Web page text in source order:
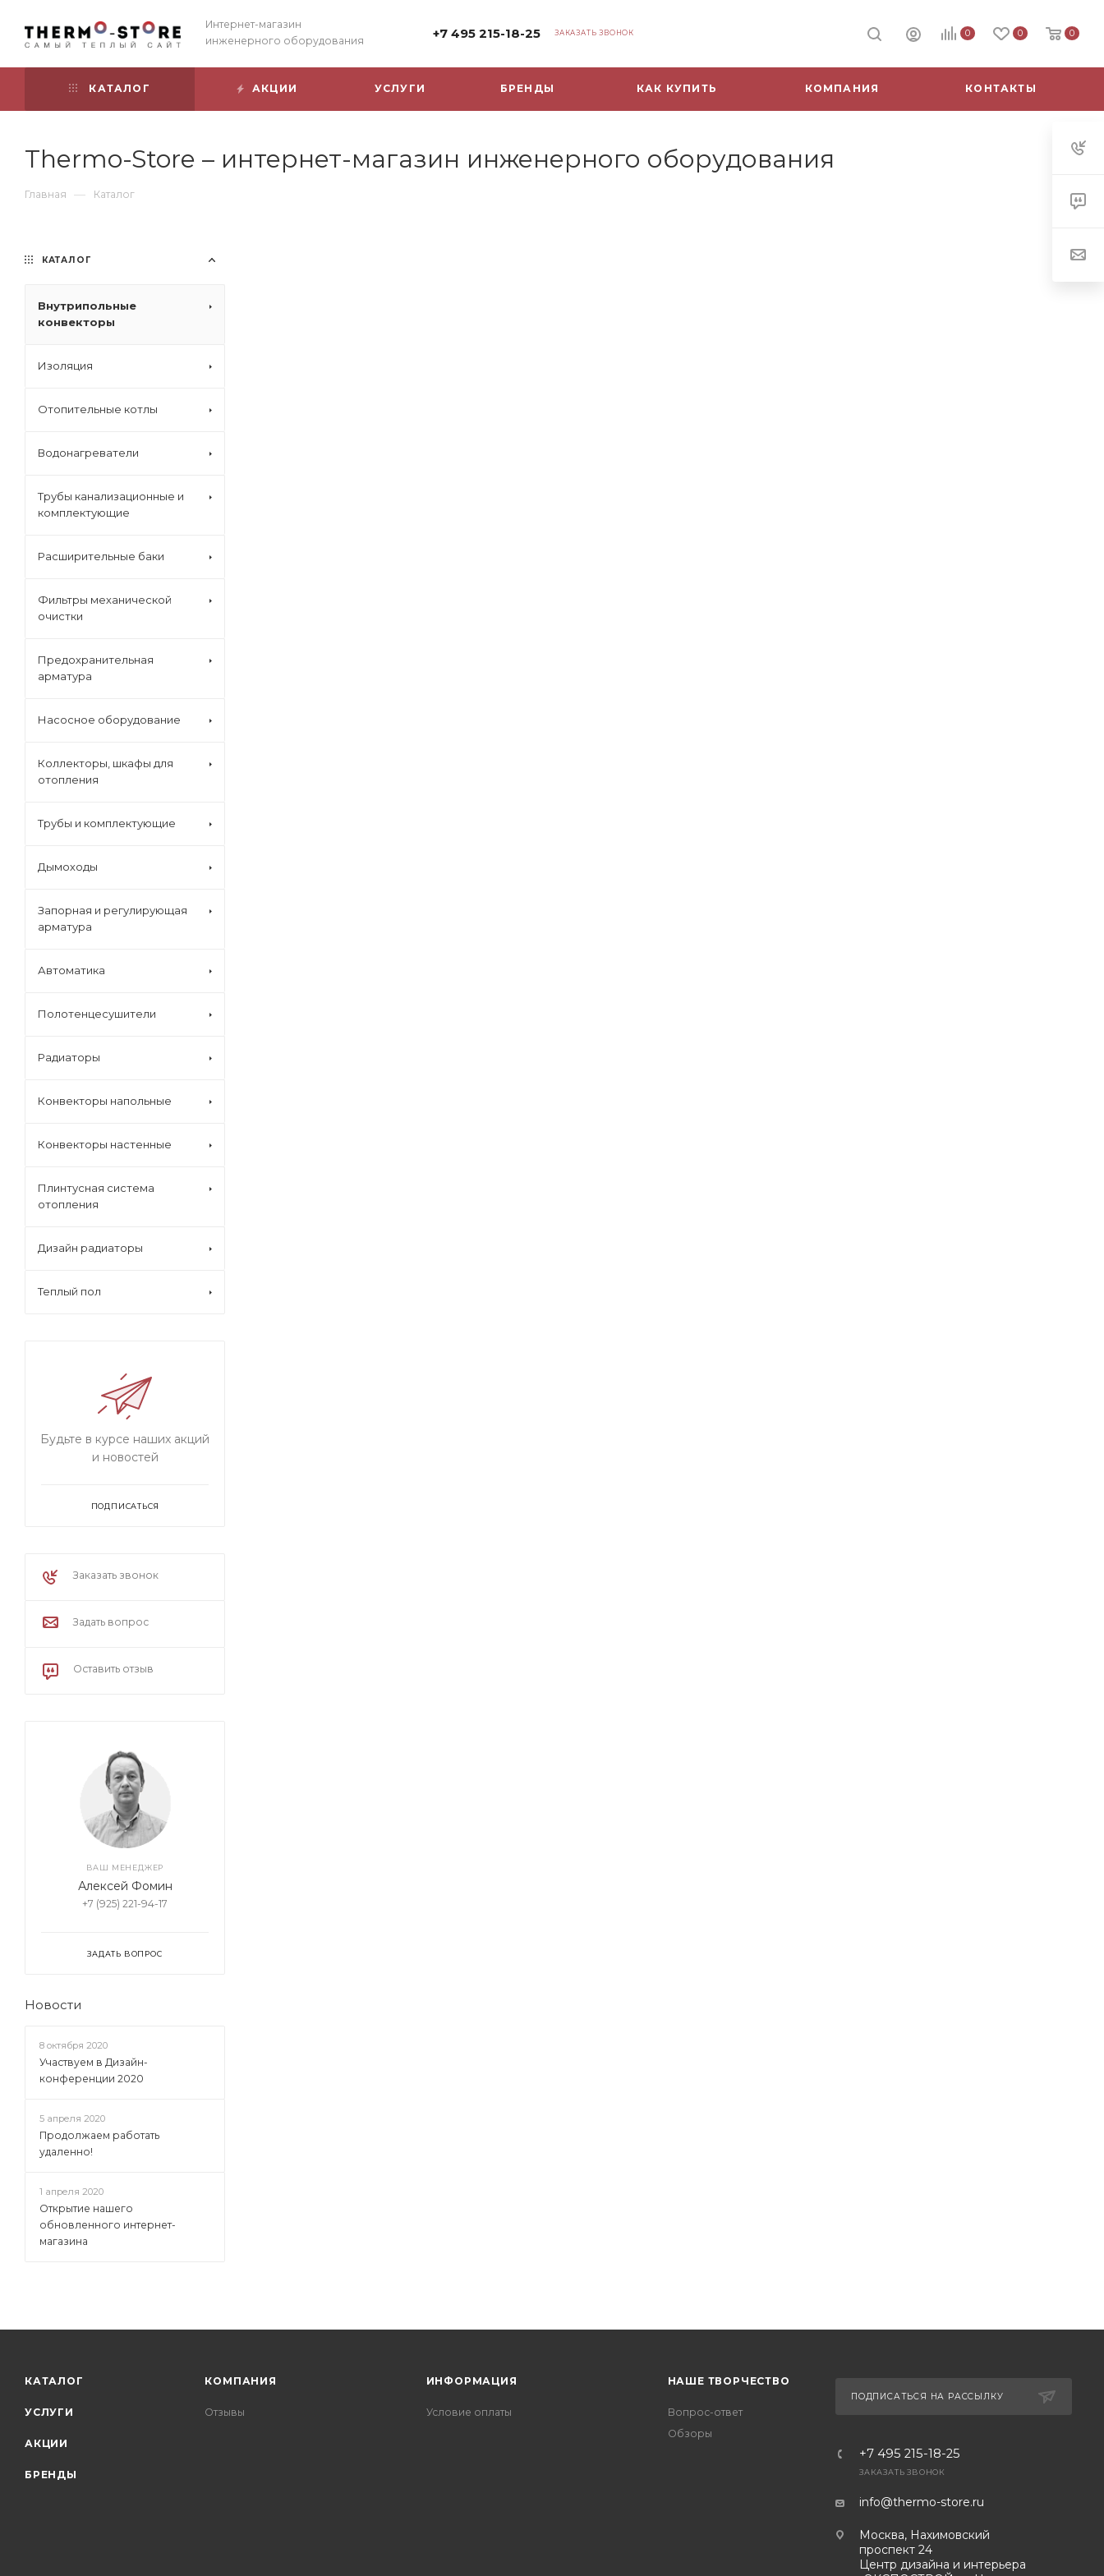
Интернет-магазин
инженерного оборудования
+7 495 215-18-25 ЗАКАЗАТЬ ЗВОНОК 0 0 0
КАТАЛОГ АКЦИИ УСЛУГИ БРЕНДЫ КАК КУПИТЬ КОМПАНИЯ КОНТАКТЫ
Thermo-Store – интернет-магазин инженерного оборудования
Главная — Каталог
КАТАЛОГ
Внутрипольные
конвекторы
Изоляция
Отопительные котлы
Водонагреватели
Трубы канализационные и
комплектующие
Расширительные баки
Фильтры механической
очистки
Предохранительная
арматура
Насосное оборудование
Коллекторы, шкафы для
отопления
Трубы и комплектующие
Дымоходы
Запорная и регулирующая
арматура
Автоматика
Полотенцесушители
Радиаторы
Конвекторы напольные
Конвекторы настенные
Плинтусная система
отопления
Дизайн радиаторы
Теплый пол
Будьте в курсе наших акций
и новостей
ПОДПИСАТЬСЯ
Заказать звонок
Задать вопрос
Оставить отзыв
ВАШ МЕНЕДЖЕР
Алексей Фомин
+7 (925) 221-94-17
ЗАДАТЬ ВОПРОС
Новости
8 октября 2020
Участвуем в Дизайн-
конференции 2020
5 апреля 2020
Продолжаем работать
удаленно!
1 апреля 2020
Открытие нашего
обновленного интернет-
магазина
КАТАЛОГ
УСЛУГИ
АКЦИИ
БРЕНДЫ
КОМПАНИЯ
Отзывы
ИНФОРМАЦИЯ
Условие оплаты
НАШЕ ТВОРЧЕСТВО
Вопрос-ответ
Обзоры
ПОДПИСАТЬСЯ НА РАССЫЛКУ
+7 495 215-18-25
ЗАКАЗАТЬ ЗВОНОК
info@thermo-store.ru
Москва, Нахимовский
проспект 24
Центр дизайна и интерьера